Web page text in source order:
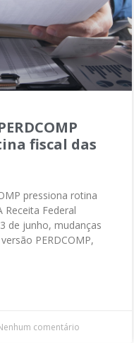
fiscal das
pressiona rotina
Receita Federal
de junho, mudanças
PERDCOMP,
comentário